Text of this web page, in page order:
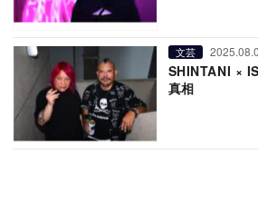
文芸
SHINTANI ×
真相